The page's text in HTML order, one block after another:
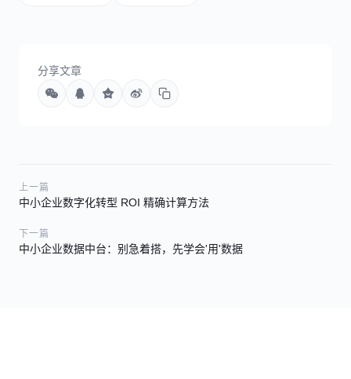
分享文章
上一篇
中小企业数字化转型 ROI 精确计算方法
下一篇
中小企业数据中台：别急着搭，先学会'用'数据